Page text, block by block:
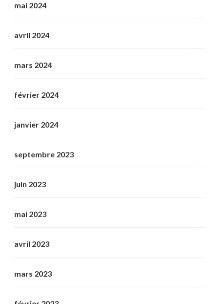
mai 2024
avril 2024
mars 2024
février 2024
janvier 2024
septembre 2023
juin 2023
mai 2023
avril 2023
mars 2023